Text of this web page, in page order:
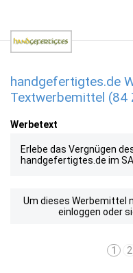
handgefertigtes.de
Textwerbemittel (84
Werbetext
Erlebe das Vergnügen
handgefertigtes.de im
Um dieses Werbemittel
einloggen oder
1 2